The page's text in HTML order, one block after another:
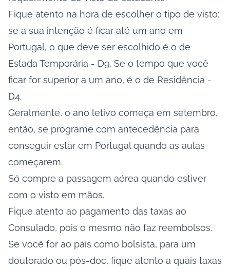
Fique atento na hora de escolher o tipo de visto:
se a sua intenção é ficar até um ano em
Portugal, o que deve ser escolhido é o de
Estada Temporária - D9. Se o tempo que você
ficar for superior a um ano, é o de Residência -
D4.
Geralmente, o ano letivo começa em setembro,
então, se programe com antecedência para
conseguir estar em Portugal quando as aulas
começarem.
Só compre a passagem aérea quando estiver
com o visto em mãos.
Fique atento ao pagamento das taxas ao
Consulado, pois o mesmo não faz reembolsos.
Se você for ao país como bolsista, para um
doutorado ou pós-doc, fique atento a quais taxas